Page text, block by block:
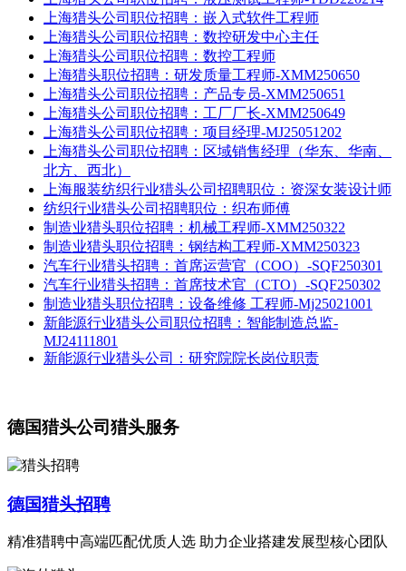
上海猎头公司职位招聘：嵌入式软件工程师
上海猎头公司职位招聘：数控研发中心主任
上海猎头公司职位招聘：数控工程师
上海猎头职位招聘：研发质量工程师-XMM250650
上海猎头公司职位招聘：产品专员-XMM250651
上海猎头公司职位招聘：工厂厂长-XMM250649
上海猎头公司职位招聘：项目经理-MJ25051202
上海猎头公司职位招聘：区域销售经理（华东、华南、
北方、西北）
上海服装纺织行业猎头公司招聘职位：资深女装设计师
纺织行业猎头公司招聘职位：织布师傅
制造业猎头职位招聘：机械工程师-XMM250322
制造业猎头职位招聘：钢结构工程师-XMM250323
汽车行业猎头招聘：首席运营官（COO）-SQF250301
汽车行业猎头招聘：首席技术官（CTO）-SQF250302
制造业猎头职位招聘：设备维修 工程师-Mj25021001
新能源行业猎头公司职位招聘：智能制造总监-
MJ24111801
新能源行业猎头公司：研究院院长岗位职责
德国猎头公司猎头服务
德国猎头招聘
精准猎聘中高端匹配优质人选 助力企业搭建发展型核心团队